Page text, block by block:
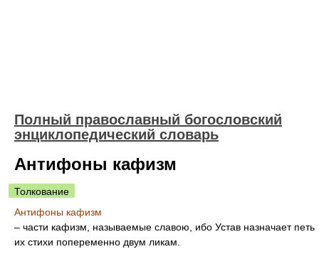
Полный православный богословский
энциклопедический словарь
Антифоны кафизм
Толкование
Антифоны кафизм
– части кафизм, называемые славою, ибо Устав назначает петь
их стихи попеременно двум ликам.